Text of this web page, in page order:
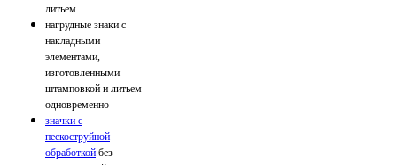
литьем
нагрудные знаки с
накладными
элементами,
изготовленными
штамповкой и литьем
одновременно
значки с
пескоструйной
обработкой без